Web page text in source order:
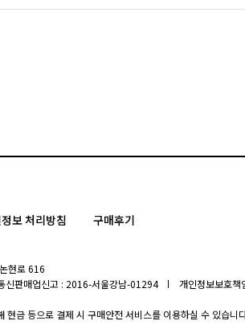
보 처리방침 구매후기
현로 616
신판매업신고 : 2016-서울강남-01294
개인정보보호책
현금 등으로 결제 시 구매안전 서비스를 이용하실 수 있습니